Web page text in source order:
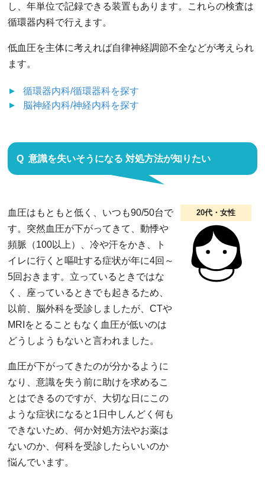
し、年単位で記録できる装置もあります。これらの検査は
循環器内科で行えます。
低血圧を主体に考えれば自律神経調節不全などが考えられ
ます。
循環器内科/循環器科を探す
脳神経内科/神経内科を探す
意識を失いそうになる 対処方法が知りたい
20代・女性
血圧はもともと低く、いつも90/50台で
す。突然血圧が下がってきて、動悸や
頻脈（100以上）、冷や汗をかき、ト
イレに行くと嘔吐する症状が年に4回～
5回おきます。立っているときではな
く、座っているときでも起きるため、
以前、脳外科を受診しましたが、CTや
MRIをとることもなく血圧が低いのは
どうしようもないと言われました。
血圧が下がってきたのが分かるように
なり、意識を失う前に助けを求めるこ
とはできるのですが、大切な日にこの
ような症状になると1日中しんどく何も
できないため、何か対処方法やお薬は
ないのか、何科を受診したらいいのか
悩んでいます。